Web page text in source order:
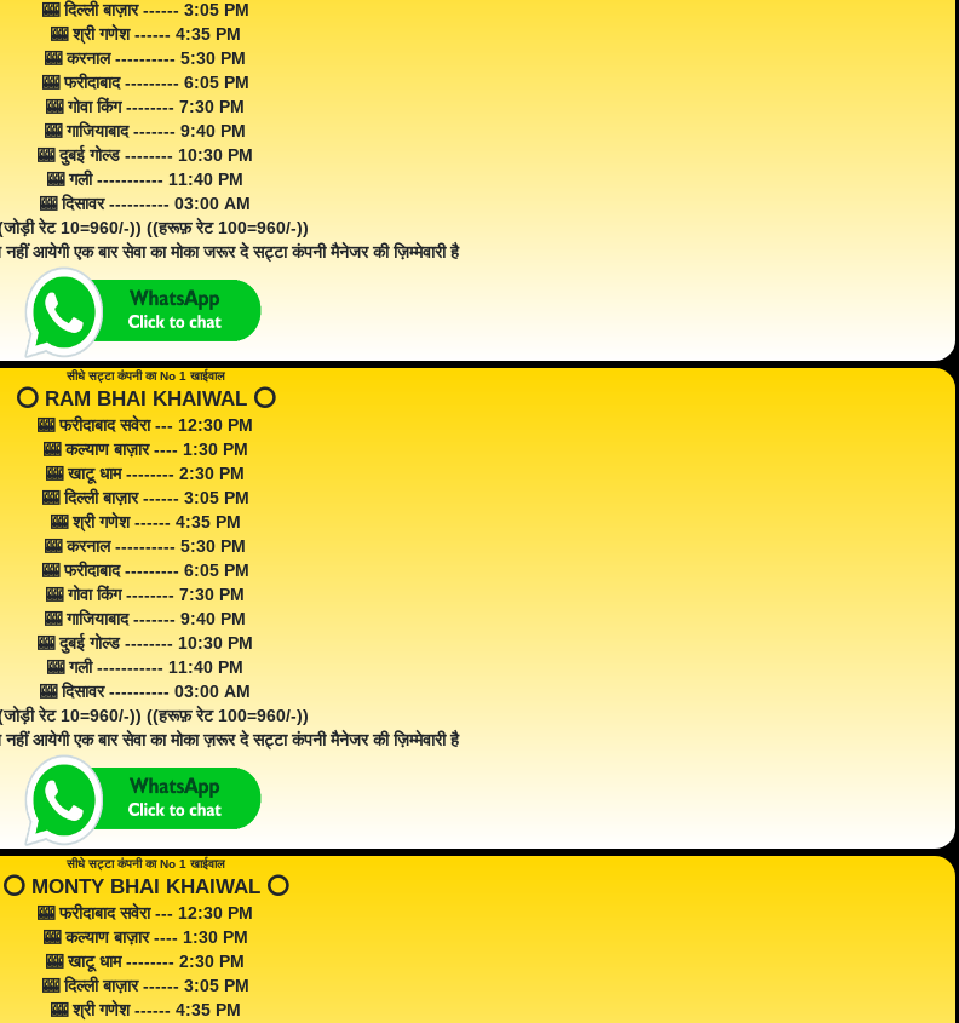
🎰 दिल्ली बाज़ार ------ 3:05 PM
🎰 श्री गणेश ------ 4:35 PM
🎰 करनाल ---------- 5:30 PM
🎰 फरीदाबाद --------- 6:05 PM
🎰 गोवा किंग -------- 7:30 PM
🎰 गाजियाबाद ------- 9:40 PM
🎰 दुबई गोल्ड -------- 10:30 PM
🎰 गली ----------- 11:40 PM
🎰 दिसावर ---------- 03:00 AM
रेट 10=960/-)) ((हरूफ़ रेट 100=960/-))
आयेगी एक बार सेवा का मोका जरूर दे सट्टा कंपनी मैनेजर की ज़िम्मेवारी है
सीधे सट्टा कंपनी का No 1 खाईवाल
⭕️ RAM BHAI KHAIWAL ⭕️
🎰 फरीदाबाद सवेरा --- 12:30 PM
🎰 कल्याण बाज़ार ---- 1:30 PM
🎰 खाटू धाम -------- 2:30 PM
🎰 दिल्ली बाज़ार ------ 3:05 PM
🎰 श्री गणेश ------ 4:35 PM
🎰 करनाल ---------- 5:30 PM
🎰 फरीदाबाद --------- 6:05 PM
🎰 गोवा किंग -------- 7:30 PM
🎰 गाजियाबाद ------- 9:40 PM
🎰 दुबई गोल्ड -------- 10:30 PM
🎰 गली ----------- 11:40 PM
🎰 दिसावर ---------- 03:00 AM
रेट 10=960/-)) ((हरूफ़ रेट 100=960/-))
आयेगी एक बार सेवा का मोका ज़रूर दे सट्टा कंपनी मैनेजर की ज़िम्मेवारी है
सीधे सट्टा कंपनी का No 1 खाईवाल
⭕️ MONTY BHAI KHAIWAL ⭕️
🎰 फरीदाबाद सवेरा --- 12:30 PM
🎰 कल्याण बाज़ार ---- 1:30 PM
🎰 खाटू धाम -------- 2:30 PM
🎰 दिल्ली बाज़ार ------ 3:05 PM
🎰 श्री गणेश ------ 4:35 PM